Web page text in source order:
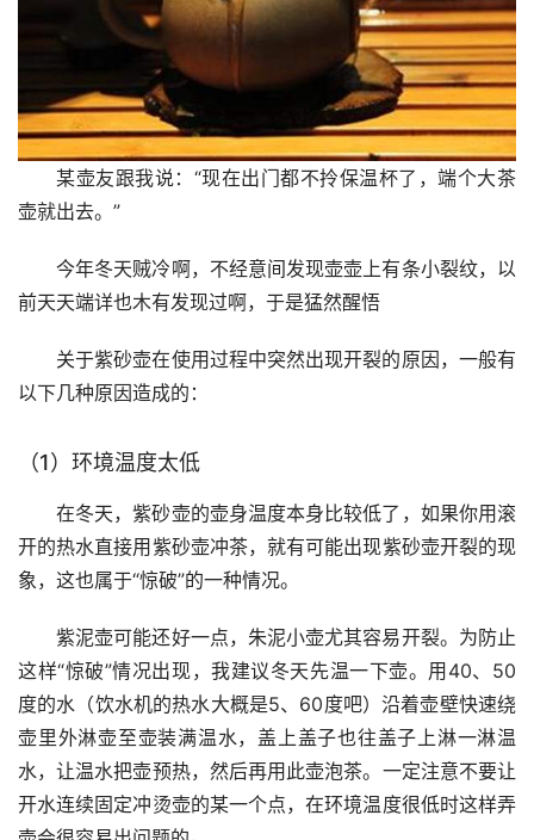
某壶友跟我说：“现在出门都不拎保温杯了，端个大茶
壶就出去。”
今年冬天贼冷啊，不经意间发现壶壶上有条小裂纹，以
前天天端详也木有发现过啊，于是猛然醒悟
关于紫砂壶在使用过程中突然出现开裂的原因，一般有
以下几种原因造成的：
（1）环境温度太低
在冬天，紫砂壶的壶身温度本身比较低了，如果你用滚
开的热水直接用紫砂壶冲茶，就有可能出现紫砂壶开裂的现
象，这也属于“惊破”的一种情况。
紫泥壶可能还好一点，朱泥小壶尤其容易开裂。为防止
这样“惊破”情况出现，我建议冬天先温一下壶。用40、50
度的水（饮水机的热水大概是5、60度吧）沿着壶壁快速绕
壶里外淋壶至壶装满温水，盖上盖子也往盖子上淋一淋温
水，让温水把壶预热，然后再用此壶泡茶。一定注意不要让
开水连续固定冲烫壶的某一个点，在环境温度很低时这样弄